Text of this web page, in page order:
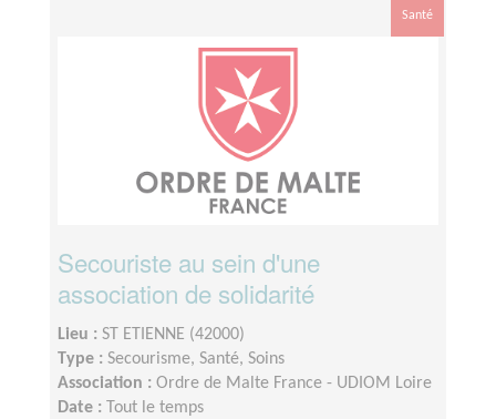
Santé
Secouriste au sein d'une
association de solidarité
Lieu : ST ETIENNE (42000)
Type : Secourisme, Santé, Soins
Association : Ordre de Malte France - UDIOM Loire
Date :
Tout le temps